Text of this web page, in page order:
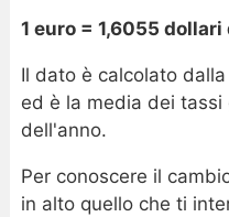
1 euro = 1,6055
Il dato è calcolato
ed è la media dei
dell'anno.
Per conoscere il
in alto quello che ti